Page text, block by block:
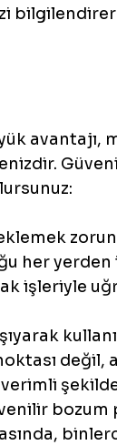
avantajı,
her
işleriyle
değil,